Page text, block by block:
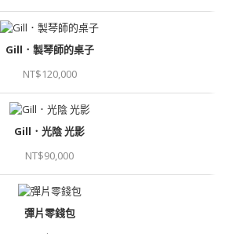
Gill．製琴師的桌子
NT$120,000
Gill．光陰 光影
NT$90,000
彈片零錢包